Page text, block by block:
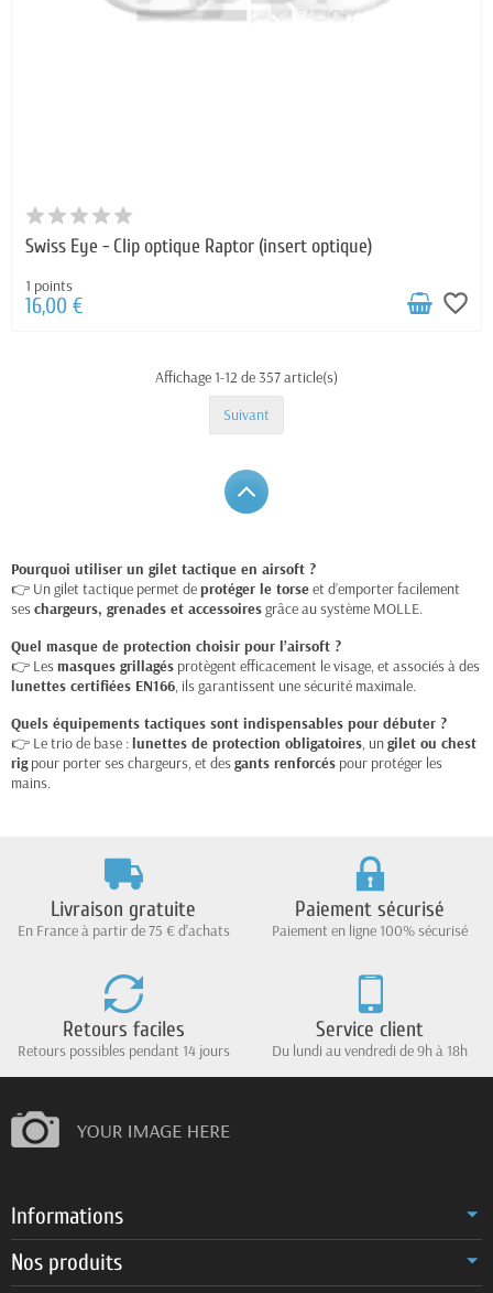
Swiss Eye - Clip optique Raptor (insert optique)
1 points
16,00 € favorite_border
Affichage 1-12 de 357 article(s)
Suivant
Pourquoi utiliser un gilet tactique en airsoft ?
👉 Un gilet tactique permet deprotéger le torseet d’emporter facilement
seschargeurs, grenades et accessoiresgrâce au système MOLLE.
Quel masque de protection choisir pour l’airsoft ?
👉 Lesmasques grillagés protègent efficacement le visage, et associés à des
lunettes certifiées EN166, ils garantissent une sécurité maximale.
Quels équipements tactiques sont indispensables pour débuter ?
👉 Le trio de base :lunettes de protection obligatoires, ungilet ou chest
rigpour porter ses chargeurs, et desgants renforcés pour protéger les
mains.
Livraison gratuite
En France à partir de 75 € d'achats
Paiement sécurisé
Paiement en ligne 100% sécurisé
Retours faciles
Retours possibles pendant 14 jours
Service client
Du lundi au vendredi de 9h à 18h
Informations
Nos produits